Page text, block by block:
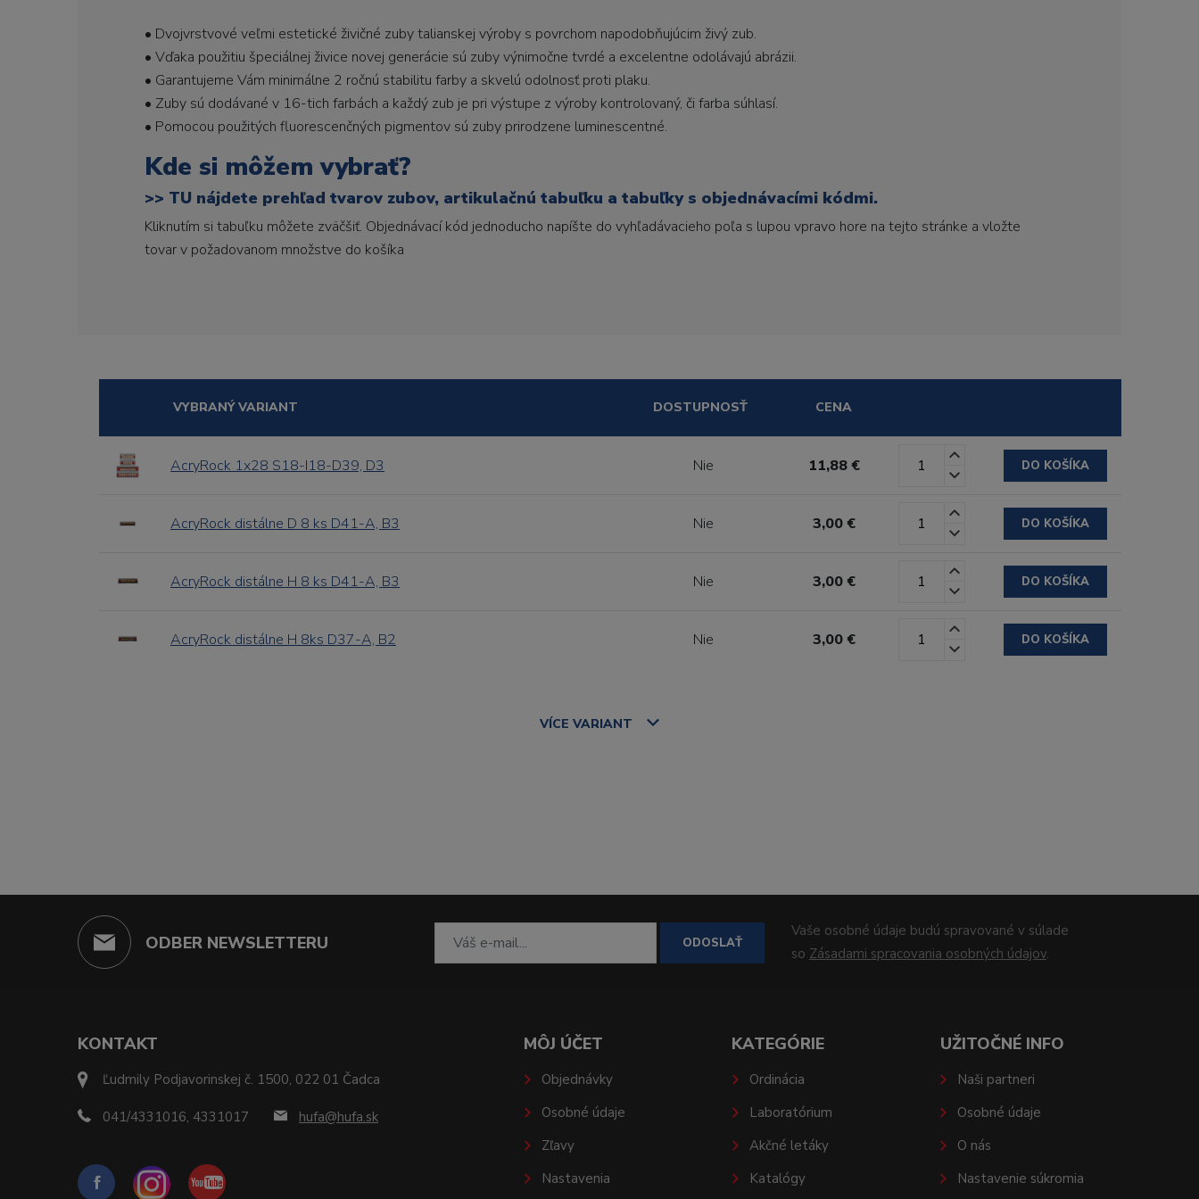
• Dvojvrstvové veľmi estetické živičné zuby talianskej výroby s povrchom napodobňujúcim živý zub.
• Vďaka použitiu špeciálnej živice novej generácie sú zuby výnimočne tvrdé a excelentne odolávajú abrázii.
• Garantujeme Vám minimálne 2 ročnú stabilitu farby a skvelú odolnosť proti plaku.
• Zuby sú dodávané v 16-tich farbách a každý zub je pri výstupe z výroby kontrolovaný, či farba súhlasí.
• Pomocou použitých fluorescenčných pigmentov sú zuby prirodzene luminescentné.
Kde si môžem vybrať?
>> TU nájdete prehľad tvarov zubov, artikulačnú tabuľku a tabuľky s objednávacími kódmi.
Kliknutím si tabuľku môžete zväčšiť. Objednávací kód jednoducho napíšte do vyhľadávacieho poľa s lupou vpravo hore na tejto stránke a vložte
tovar v požadovanom množstve do košíka
VYBRANÝ VARIANT DOSTUPNOSŤ CENA
AcryRock 1x28 S18-I18-D39, D3 Nie 11,88 € DO KOŠÍKA
AcryRock distálne D 8 ks D41-A, B3 Nie 3,00 € DO KOŠÍKA
AcryRock distálne H 8 ks D41-A, B3 Nie 3,00 € DO KOŠÍKA
AcryRock distálne H 8ks D37-A, B2 Nie 3,00 € DO KOŠÍKA
VÍCE VARIANT
ODBER NEWSLETTERU ODOSLAŤ
Vaše osobné údaje budú spravované v súlade
so Zásadami spracovania osobných údajov.
KONTAKT
Ľudmily Podjavorinskej č. 1500, 022 01 Čadca
041/4331016, 4331017 hufa@hufa.sk
MÔJ ÚČET
Objednávky
Osobné údaje
Zľavy
Nastavenia
KATEGÓRIE
Ordinácia
Laboratórium
Akčné letáky
Katalógy
UŽITOČNÉ INFO
Naši partneri
Osobné údaje
O nás
Nastavenie súkromia